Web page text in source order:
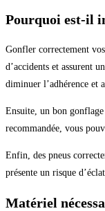
Pourquoi est-il
Gonfler correctement
d’accidents et assurent
diminuer l’adhérence et
Ensuite, un bon
recommandée, vous
Enfin, des pneus
présente un risque
Matériel